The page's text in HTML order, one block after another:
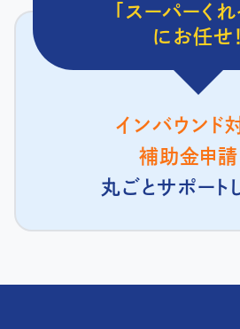
「スーパーくれ
にお任せ！
インバウンド
補助金申請
丸ごとサポート